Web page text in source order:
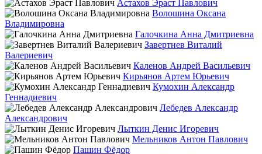
Астахов Эраст Павлович
Волошина Оксана
Владимировна
Галочкина Анна Дмитриевна
Завертнев Виталий
Валериевич
Каленов Андрей Васильевич
Кирьянов Артем Юрьевич
Кумохин Александр
Геннадиевич
Лебедев Александр
Александрович
Лыткин Денис Игоревич
Мельников Антон Павлович
Пашин Фёдор